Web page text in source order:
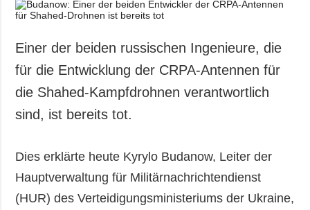
Wirtschaft
Gesellschaft und
Kultur
Sport
Kriminalität
Notfälle
und zum Schutz
ZUSÄTZLICH
Veröffentlichungen
LEISTUNGEN
Abonnement
Einer der beiden russischen Ingenieure, die
für die Entwicklung der CRPA-Antennen für
die Shahed-Kampfdrohnen verantwortlich
sind, ist bereits tot.
Dies erklärte heute Kyrylo Budanow, Leiter der
Hauptverwaltung für Militärnachrichtendienst
(HUR) des Verteidigungsministeriums der Ukraine,